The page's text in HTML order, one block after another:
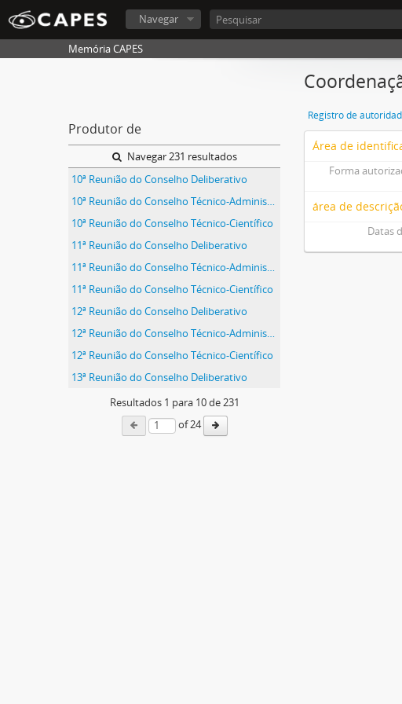
Navegar
Memória CAPES
Produtor de
Navegar 231 resultados
10ª Reunião do Conselho Deliberativo
10ª Reunião do Conselho Técnico-Administrativo
10ª Reunião do Conselho Técnico-Científico
11ª Reunião do Conselho Deliberativo
11ª Reunião do Conselho Técnico-Administrativo
11ª Reunião do Conselho Técnico-Científico
12ª Reunião do Conselho Deliberativo
12ª Reunião do Conselho Técnico-Administrativo
12ª Reunião do Conselho Técnico-Científico
13ª Reunião do Conselho Deliberativo
Resultados 1 para 10de 231
of 24
Registro de
Área de
Forma
área de
Datas